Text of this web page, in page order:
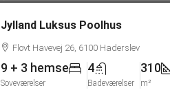
Jylland Luksus Poolhus
Flovt Havevej 26, 6100 Haderslev
9 + 3 hemse
Soveværelser
4
Badeværelser
310
m²